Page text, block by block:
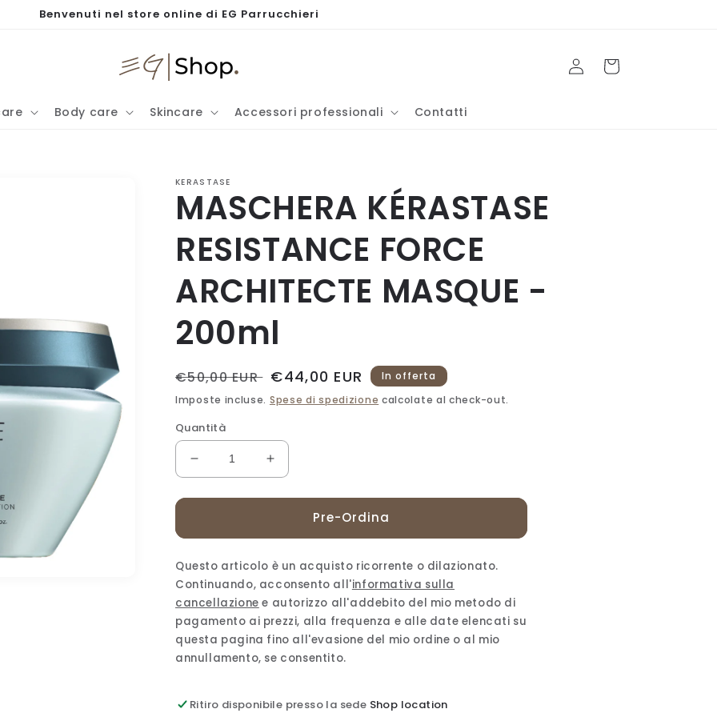
Benvenuti nel store online di EG Parrucchieri
Body care Skincare Accessori professionali Contatti
Accedi Carrello
KERASTASE
MASCHERA KÉRASTASE
RESISTANCE FORCE
ARCHITECTE MASQUE -
200ml
Prezzo
di
listino
€50,00 EUR Prezzo
scontato
€44,00 EUR
In offerta
Imposte incluse. Spese di spedizione calcolate al check-out.
Quantità
Diminuisci
quantità
per
FORCE
ARCHITECTE
MASQUE
-
200ml
Aumenta
quantità
per
MASCHERA
FORCE
ARCHITECTE
MASQUE
-
200ml
Pre-Ordina
Questo articolo è un acquisto ricorrente o dilazionato.
Continuando, acconsento all'informativa sulla
cancellazione e autorizzo all'addebito del mio metodo di
pagamento ai prezzi, alla frequenza e alle date elencati su
questa pagina fino all'evasione del mio ordine o al mio
annullamento, se consentito.
Ritiro disponibile presso la sede Shop location